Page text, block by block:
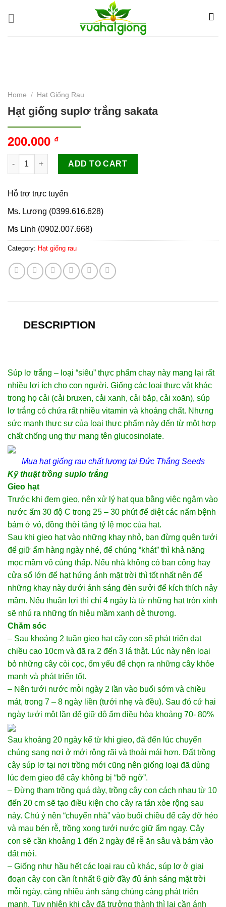
Home / Hạt Giống Rau
Hạt giống suplơ trắng sakata
200.000 ₫
Hạt giống suplơ trắng sakata quantity
ADD TO CART
Hỗ trợ trực tuyến
Ms. Lương (0399.616.628)
Ms Linh (0902.007.668)
Category: Hạt giống rau
DESCRIPTION
Súp lơ trắng – loại “siêu” thực phẩm chay này mang lại rất
nhiều lợi ích cho con người. Giống các loại thực vật khác
trong họ cải (cải bruxen, cải xanh, cải bắp, cải xoăn), súp
lơ trắng có chứa rất nhiều vitamin và khoáng chất. Nhưng
sức mạnh thực sự của loại thực phẩm này đến từ một hợp
chất chống ung thư mang tên glucosinolate.
Mua hạt giống rauchất lượng tại Đức Thắng Seeds
Kỹ thuật trồng suplo trắng
Gieo hạt
Trước khi đem gieo, nên xử lý hạt qua bằng việc ngâm vào
nước ấm 30 độ C trong 25 – 30 phút để diệt các nấm bệnh
bám ở vỏ, đồng thời tăng tỷ lệ mọc của hạt.
Sau khi gieo hạt vào những khay nhỏ, bạn đừng quên tưới
để giữ ẩm hàng ngày nhé, để chúng “khát” thì khả năng
mọc mầm vô cùng thấp. Nếu nhà không có ban công hay
cửa sổ lớn để hạt hứng ánh mặt trời thì tốt nhất nên để
những khay này dưới ánh sáng đèn sưởi để kích thích nảy
mầm. Nếu thuận lợi thì chỉ 4 ngày là từ những hạt tròn xinh
sẽ nhú ra những tín hiệu mầm xanh dễ thương.
Chăm sóc
– Sau khoảng 2 tuần gieo hạt cây con sẽ phát triển đạt
chiều cao 10cm và đã ra 2 đến 3 lá thật. Lúc này nên loại
bỏ những cây còi cọc, ốm yếu để chọn ra những cây khỏe
mạnh và phát triển tốt.
– Nên tưới nước mỗi ngày 2 lần vào buổi sớm và chiều
mát, trong 7 – 8 ngày liền (tưới nhẹ và đều). Sau đó cứ hai
ngày tưới một lần để giữ độ ẩm điều hòa khoảng 70- 80%
Sau khoảng 20 ngày kể từ khi gieo, đã đến lúc chuyển
chúng sang nơi ở mới rộng rãi và thoải mái hơn. Đất trồng
cây súp lơ tại nơi trồng mới cũng nên giống loại đã dùng
lúc đem gieo để cây không bị “bỡ ngỡ”.
– Đừng tham trồng quá dày, trồng cây con cách nhau từ 10
đến 20 cm sẽ tạo điều kiện cho cây ra tán xòe rộng sau
này. Chú ý nên “chuyển nhà” vào buổi chiều để cây đỡ héo
và mau bén rễ, trồng xong tưới nước giữ ẩm ngay. Cây
con sẽ cần khoảng 1 đến 2 ngày để rễ ăn sâu và bám vào
đất mới.
– Giống như hầu hết các loại rau củ khác, súp lơ ở giai
đoạn cây con cần ít nhất 6 giờ đầy đủ ánh sáng mặt trời
mỗi ngày, càng nhiều ánh sáng chúng càng phát triển
mạnh. Tuy nhiên khi cây đã trưởng thành thì lại cần ánh